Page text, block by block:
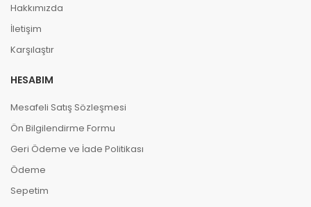
Hakkımızda
İletişim
Karşılaştır
HESABIM
Mesafeli Satış Sözleşmesi
Ön Bilgilendirme Formu
Geri Ödeme ve İade Politikası
Ödeme
Sepetim